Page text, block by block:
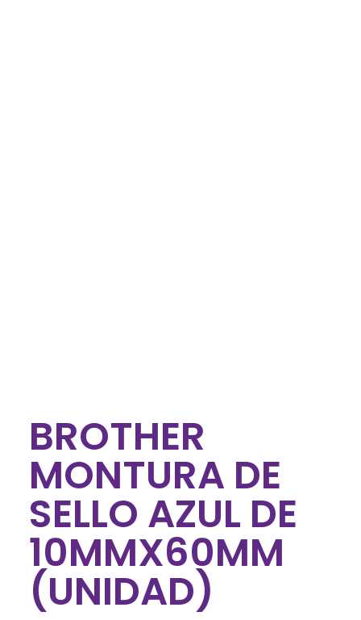
BROTHER
MONTURA DE
SELLO AZUL DE
10MMX60MM
(UNIDAD)